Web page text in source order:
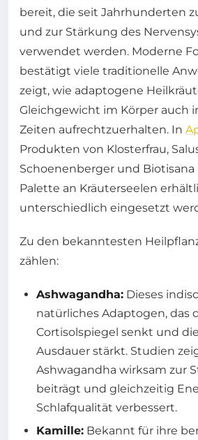
bereit, die seit Jahrhunderten
und zur Stärkung des
verwendet werden. Moderne
bestätigt viele traditionelle
zeigt, wie adaptogene
Gleichgewicht im Körper auch
Zeiten aufrechtzuerhalten. In
Produkten von Klosterfrau,
Schoenenberger und
Palette an Kräuterseelen
unterschiedlich eingesetzt
Zu den bekanntesten
zählen:
Ashwagandha: Dieses
natürliches Adaptogen, das
Cortisolspiegel senkt und
Ausdauer stärkt. Studien
Ashwagandha wirksam zur
beiträgt und gleichzeitig
Schlafqualität verbessert.
Kamille: Bekannt für ihre